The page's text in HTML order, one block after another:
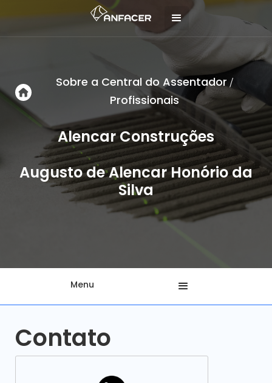
Sobre a Central do Assentador /
Profissionais
Alencar Construções
Augusto de Alencar Honório da
Silva
Menu
Contato